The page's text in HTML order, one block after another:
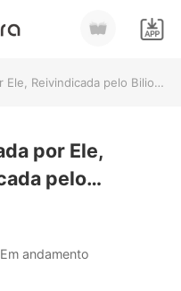
Descartada por Ele, Reivindicada pelo Bilionário
0
por Ele,
pelo
Em andamento